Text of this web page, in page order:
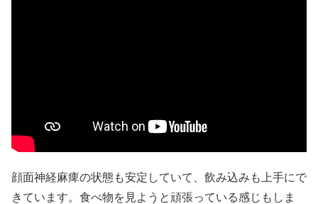
顔面神経麻痺の状態も安定していて、飲み込みも上手にで
きています。食べ物を見ようと頑張っている感じもしま